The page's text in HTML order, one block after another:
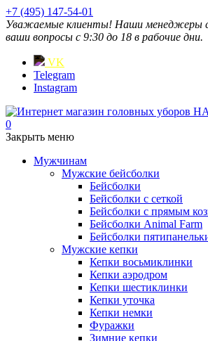
+7 (495) 147-54-01
Уважаемые клиенты! Наши менеджеры
ваши вопросы с 9:30 до 18 в рабочие дни.
VK
Telegram
Instagram
0
Закрыть меню
Мужчинам
Мужские бейсболки
Бейсболки
Бейсболки с сеткой
Бейсболки с прямым
Бейсболки Animal Farm
Бейсболки
Мужские кепки
Кепки восьмиклинки
Кепки аэродром
Кепки шестиклинки
Кепки уточка
Кепки немки
Фуражки
Зимние кепки